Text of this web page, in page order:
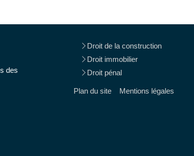
des
Droit de la construction
Droit immobilier
Droit pénal
Plan du site Mentions légales